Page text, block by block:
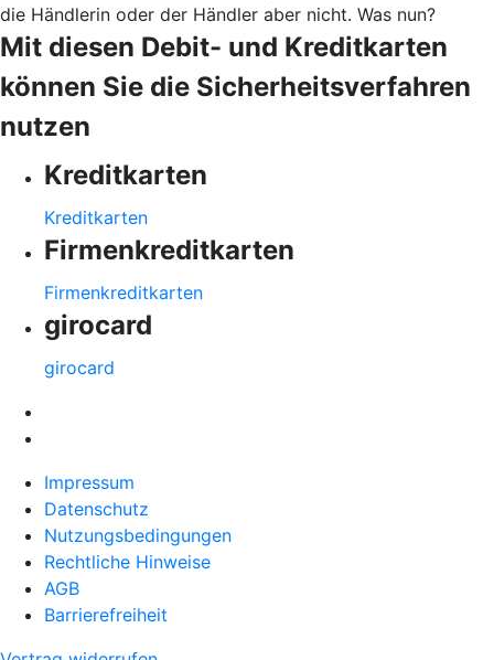
die Händlerin oder der Händler aber nicht. Was nun?
Mit diesen Debit- und Kreditkarten
können Sie die Sicherheitsverfahren
nutzen
Kreditkarten
Kreditkarten
Firmenkreditkarten
Firmenkreditkarten
girocard
girocard
Impressum
Datenschutz
Nutzungsbedingungen
Rechtliche Hinweise
AGB
Barrierefreiheit